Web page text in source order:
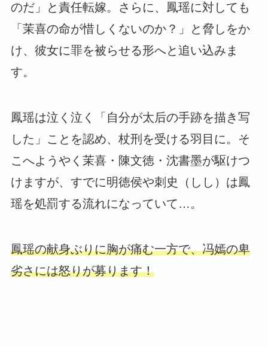
のだ」と責任転嫁。さらに、鳳瑶に対しても
「茉喜の命が惜しくないのか？」と脅しをか
け、彼女に罪を被らせる形へと追い込みま
す。
鳳瑶は泣く泣く「自分が太后の手跡を描き写
した」ことを認め、杖刑を受ける羽目に。そ
こへようやく茉喜・陳文徳・沈書墨が駆けつ
けますが、すでに明徳侯や刺史（しし）は鳳
瑶を処罰する流れになっていて…。
鳳瑶の献身ぶりに胸が痛む一方で、冯嫣の卑
劣さには怒りが募ります！